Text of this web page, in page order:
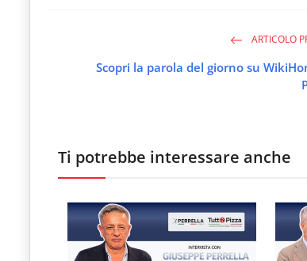
ARTICOLO
Scopri la parola del giorno su
Ti potrebbe interessare anche